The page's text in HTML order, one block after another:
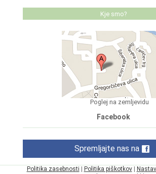
Kje smo?
Poglej na zemljevidu
Facebook
Spremljajte nas na
Politika zasebnosti Politika piškotkov|